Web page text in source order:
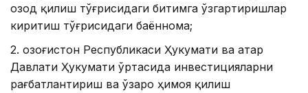
озод қилиш тўғрисидаги битимга ўзгартиришлар
киритиш тўғрисидаги баённома;
2. Қозоғистон Республикаси Ҳукумати ва Қатар
Давлати Ҳукумати ўртасида инвестицияларни
рағбатлантириш ва ўзаро ҳимоя қилиш